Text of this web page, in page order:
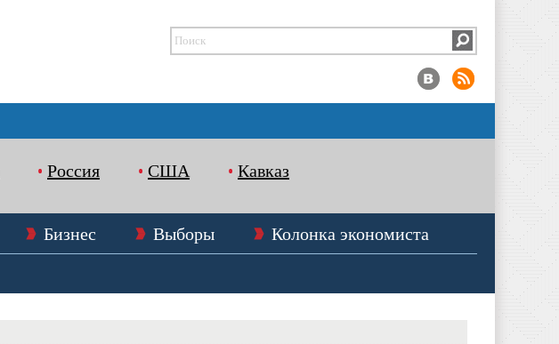
Россия США Кавказ
Бизнес Выборы
Колонка экономиста